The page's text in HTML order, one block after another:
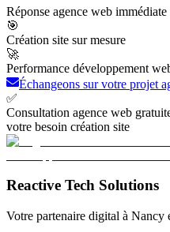
Réponse agence web immédiate
🎯
Création site sur mesure
🚀
Performance développement
Échangeons sur votre projet
✅
Consultation agence web
votre besoin création site
Reactive Tech Solutions
Votre partenaire digital à Nancy